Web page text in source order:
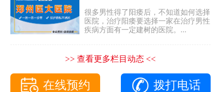
很多男性得了阳痿后，不知道如何选择
医院，治疗阳痿要选择一家在治疗男性
疾病方面有一定建树的医院。...
>> 查看更多栏目动态 <<
在线预约 拨打电话